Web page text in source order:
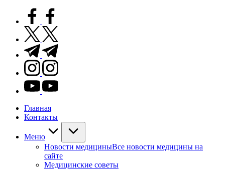
facebook.com
twitter.com
t.me
instagram.com
youtube.com
Главная
Контакты
Меню
Новости медициныВсе новости медицины на
сайте
Медицинские советы